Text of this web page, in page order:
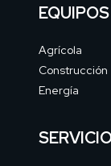
EQUIPOS
Agrícola
Construcción
Energía